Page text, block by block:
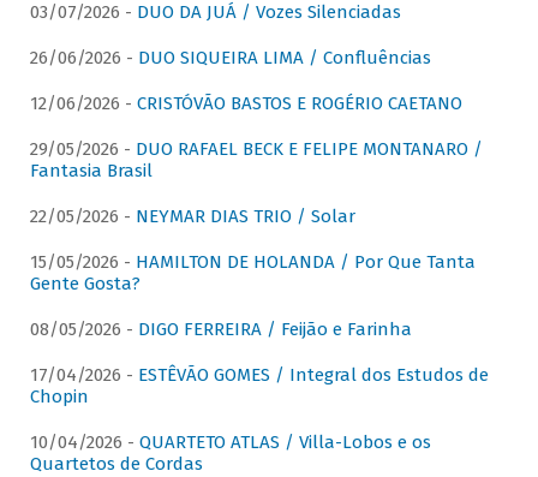
03/07/2026 - DUO DA JUÁ / Vozes Silenciadas
26/06/2026 - DUO SIQUEIRA LIMA / Confluências
12/06/2026 - CRISTÓVÃO BASTOS E ROGÉRIO CAETANO
29/05/2026 - DUO RAFAEL BECK E FELIPE MONTANARO /
Fantasia Brasil
22/05/2026 - NEYMAR DIAS TRIO / Solar
15/05/2026 - HAMILTON DE HOLANDA / Por Que Tanta
Gente Gosta?
08/05/2026 - DIGO FERREIRA / Feijão e Farinha
17/04/2026 - ESTÊVÃO GOMES / Integral dos Estudos de
Chopin
10/04/2026 - QUARTETO ATLAS / Villa-Lobos e os
Quartetos de Cordas